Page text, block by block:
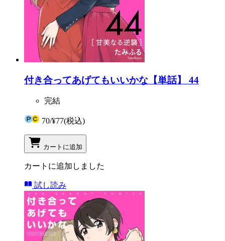
付き合ってあげてもいいかな【単話】 44
完結
70/¥77(税込)
カートに追加
カートに追加しました
試し読み